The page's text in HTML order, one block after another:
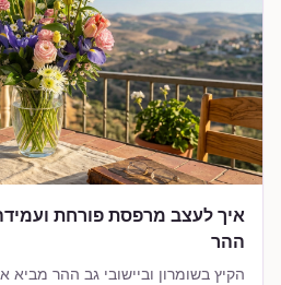
איך לעצב מרפסת פורחת
ההר
הקיץ בשומרון וביישובי גב ההר